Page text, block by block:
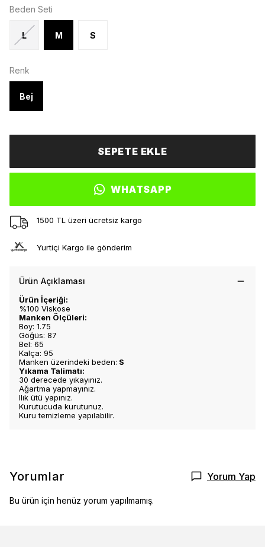
Beden Seti
L M S
Renk
Bej
SEPETE EKLE
WHATSAPP
1500 TL üzeri ücretsiz kargo
Yurtiçi Kargo ile gönderim
Ürün Açıklaması
Ürün İçeriği:
%100 Viskose
Manken Ölçüleri:
Boy: 1.75
Göğüs: 87
Bel: 65
Kalça: 95
Manken üzerindeki beden: S
Yıkama Talimatı:
30 derecede yıkayınız.
Ağartma yapmayınız.
Ilık ütü yapınız.
Kurutucuda kurutunuz.
Kuru temizleme yapılabilir.
Yorumlar Yorum Yap
Bu ürün için henüz yorum yapılmamış.